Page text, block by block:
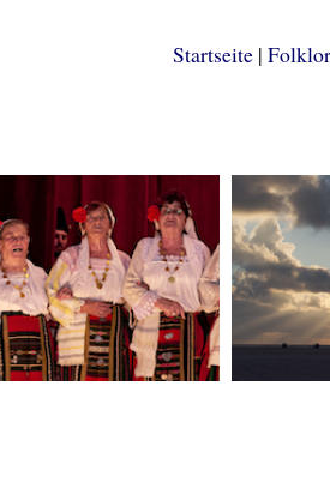
Startseite |